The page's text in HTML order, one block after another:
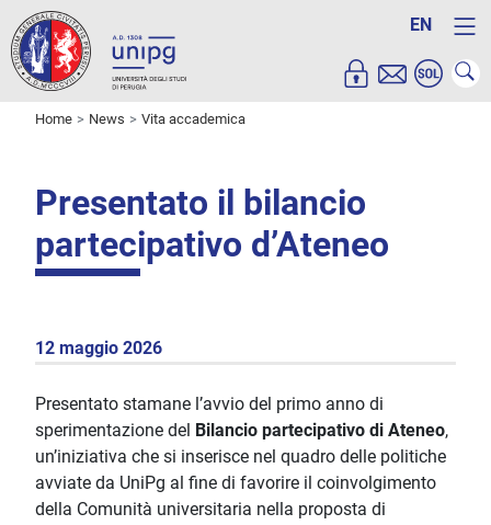
EN
Home News Vita accademica
Presentato il bilancio
partecipativo d’Ateneo
12 maggio 2026
Presentato stamane l’avvio del primo anno di
sperimentazione del Bilancio partecipativo di Ateneo,
un’iniziativa che si inserisce nel quadro delle politiche
avviate da UniPg al fine di favorire il coinvolgimento
della Comunità universitaria nella proposta di